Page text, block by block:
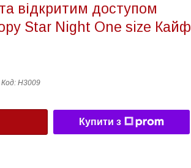
відкритим доступом
Star Night One size Кайф
Код: H3009
Купити з